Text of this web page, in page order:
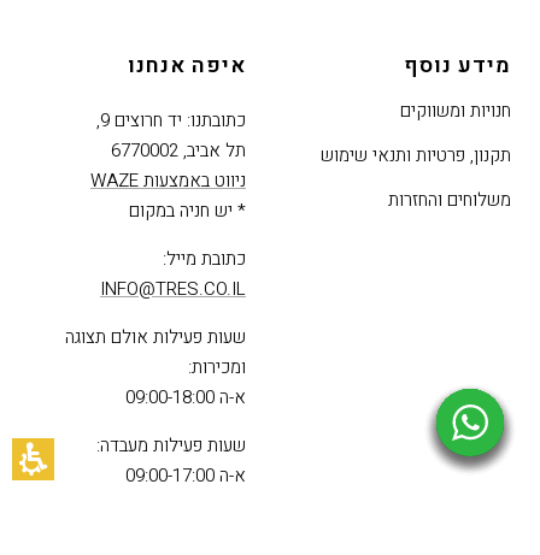
עומדים לרשותכם
מידע נוסף
חנויות ומשווקים
איפה אנחנו
כתובתנו: יד חרוצים 9,
תל אביב, 6770002
ניווט באמצעות WAZE
כתובת מייל:
INFO@TRES.CO.IL
שעות פעילות אולם תצוגה
ומכירות: